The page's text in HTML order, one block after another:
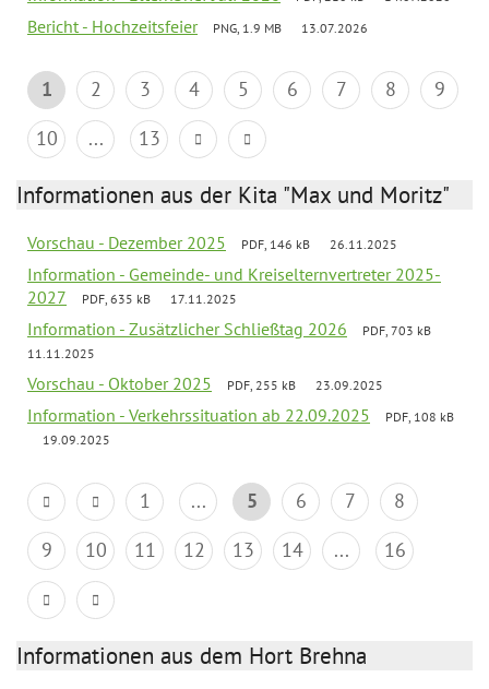
Bericht - Hochzeitsfeier PNG, 1.9 MB 13.07.2026
1 2 3 4 5 6 7 8
9
10
... 13
Informationen aus der Kita "Max und Moritz"
Vorschau - Dezember 2025 PDF, 146 kB 26.11.2025
Information - Gemeinde- und Kreiselternvertreter 2025-
2027
PDF, 635 kB 17.11.2025
Information - Zusätzlicher Schließtag 2026
PDF, 703 kB
11.11.2025
Vorschau - Oktober 2025 PDF, 255 kB 23.09.2025
Information - Verkehrssituation ab 22.09.2025
PDF, 108 kB
19.09.2025
1 ... 5 6 7
8
9
10 11 12 13 14 ... 16
Informationen aus dem Hort Brehna